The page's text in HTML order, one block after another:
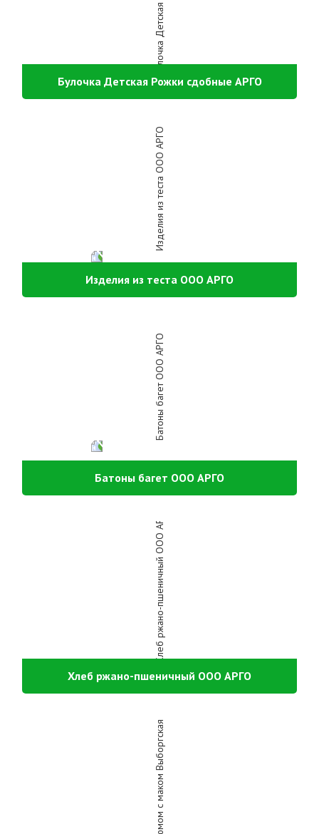
Булочка Детская Рожки сдобные АРГО
Изделия из теста ООО АРГО
Батоны багет ООО АРГО
Хлеб ржано-пшеничный ООО АРГО